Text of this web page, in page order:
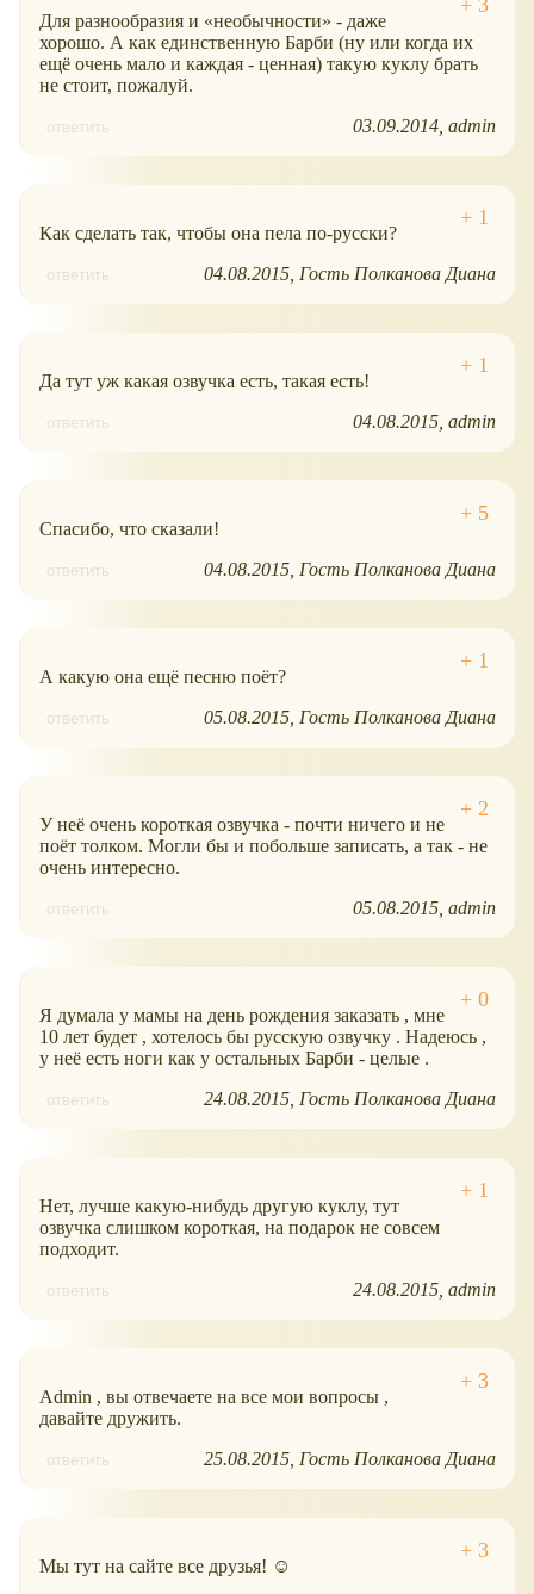
Для разнообразия и необычности
- даже
хорошо. А как единственную Барби (ну или когда их
ещё очень мало и каждая - ценная) такую куклу брать
не стоит, пожалуй.
ответить 03.09.2014 admin
Как сделать так, чтобы она пела по-русски?
ответить 04.08.2015 Гость Полканова Диана
Да тут уж какая озвучка есть, такая есть!
ответить 04.08.2015 admin
Спасибо, что сказали!
ответить 04.08.2015 Гость Полканова Диана
А какую она ещё песню поёт?
ответить 05.08.2015 Гость Полканова Диана
У неё очень короткая озвучка - почти ничего и не
поёт толком. Могли бы и побольше записать, а так - не
очень интересно.
ответить 05.08.2015 admin
Я думала у мамы на день рождения заказать , мне
10 лет будет , хотелось бы русскую озвучку . Надеюсь ,
у неё есть ноги как у остальных Барби - целые .
ответить 24.08.2015 Гость Полканова Диана
Нет, лучше какую-нибудь другую куклу, тут
озвучка слишком короткая, на подарок не совсем
подходит.
ответить 24.08.2015 admin
Admin , вы отвечаете на все мои вопросы ,
давайте дружить.
ответить 25.08.2015 Гость Полканова Диана
Мы тут на сайте все друзья! ☺